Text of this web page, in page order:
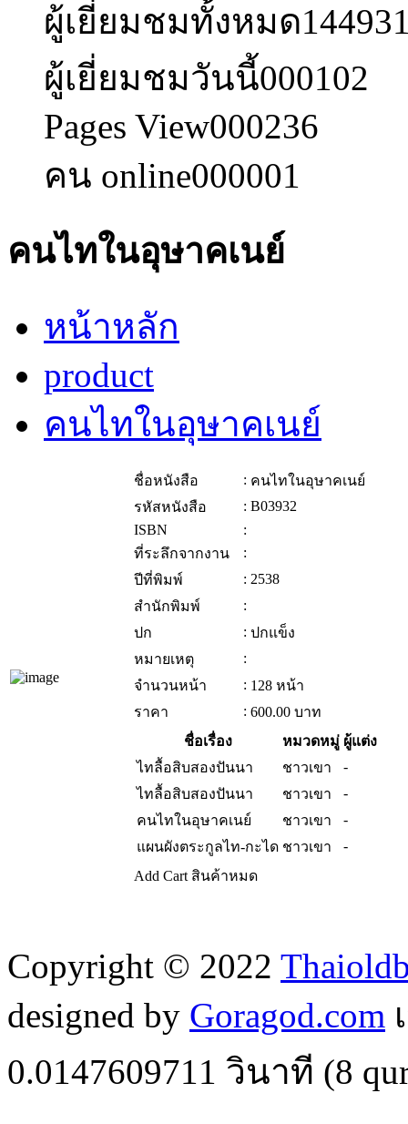
ผู้เยี่ยมชมทั้งหมด
ผู้เยี่ยมชมวันนี้000102
Pages View000236
คน online000001
คนไทในอุษาคเนย์
หน้าหลัก
product
คนไทในอุษาคเนย์
ชื่อหนังสือ : คนไทในอุษาคเนย์
รหัสหนังสือ
: B03932
ISBN
:
ที่ระลึกจากงาน
:
ปีที่พิมพ์
: 2538
สำนักพิมพ์
:
ปก
: ปกแข็ง
หมายเหตุ
:
จำนวนหน้า
: 128 หน้า
ราคา
: 600.00 บาท
ชื่อเรื่อง
หมวดหมู่ ผู้แต่ง
ไทลื้อสิบสองปันนา
ชาวเขา
-
ไทลื้อสิบสองปันนา
ชาวเขา
-
คนไทในอุษาคเนย์
ชาวเขา
-
แผนผังตระกูลไท-กะได ชาวเขา
-
Add Cart สินค้าหมด
Copyright © 2022
designed by Goragod.com
0.0147609711 วินาที (8